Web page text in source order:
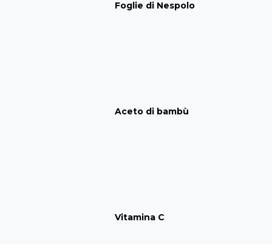
Foglie di Nespolo
Aceto di bambù
Vitamina C